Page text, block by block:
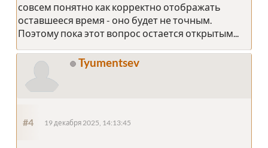
совсем понятно как корректно отображать
оставшееся время - оно будет не точным.
Поэтому пока этот вопрос остается открытым...
Tyumentsev
#4 19 декабря 2025, 14:13:45